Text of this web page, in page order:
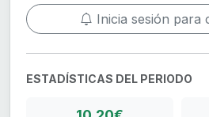
Inicia sesión para
ESTADÍSTICAS DEL PERIODO